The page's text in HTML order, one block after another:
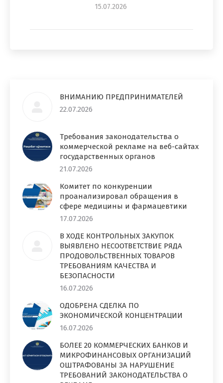
15.07.2026
ВНИМАНИЮ ПРЕДПРИНИМАТЕЛЕЙ
22.07.2026
Требования законодательства о
коммерческой рекламе на веб-сайтах
государственных органов
21.07.2026
Комитет по конкуренции
проанализировал обращения в
сфере медицины и фармацевтики
17.07.2026
В ХОДЕ КОНТРОЛЬНЫХ ЗАКУПОК
ВЫЯВЛЕНО НЕСООТВЕТСТВИЕ РЯДА
ПРОДОВОЛЬСТВЕННЫХ ТОВАРОВ
ТРЕБОВАНИЯМ КАЧЕСТВА И
БЕЗОПАСНОСТИ
16.07.2026
ОДОБРЕНА СДЕЛКА ПО
ЭКОНОМИЧЕСКОЙ КОНЦЕНТРАЦИИ
16.07.2026
БОЛЕЕ 20 КОММЕРЧЕСКИХ БАНКОВ И
МИКРОФИНАНСОВЫХ ОРГАНИЗАЦИЙ
ОШТРАФОВАНЫ ЗА НАРУШЕНИЕ
ТРЕБОВАНИЙ ЗАКОНОДАТЕЛЬСТВА О